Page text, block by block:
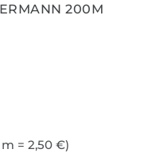
200M
= 2,50 €)